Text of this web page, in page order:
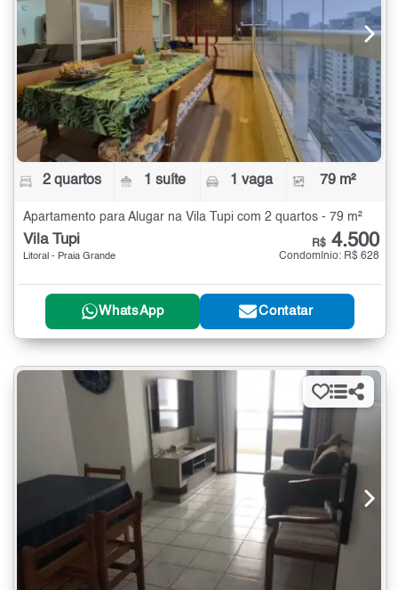
2 quartos 1 suíte 1 vaga 79 m²
Apartamento para Alugar na Vila Tupi com 2 quartos - 79 m²
Vila Tupi
Litoral - Praia Grande
R$ 4.500
Condomínio: R$ 628
WhatsApp Contatar